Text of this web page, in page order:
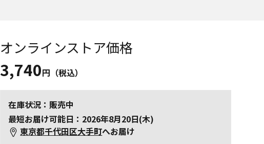
オンラインストア価格
3,740円（税込）
在庫状況：販売中
最短お届け可能日：2026年8月20日(木)
東京都千代田区大手町へお届け